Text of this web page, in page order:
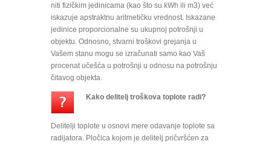
niti fizičkim jedinicama (kao što su kWh ili m3) već
iskazuje apstraktnu aritmetičku vrednost. Iskazane
jedinice proporcionalne su ukupnoj potrošnji u
objektu. Odnosno, stvarni troškovi grejanja u
Vašem stanu mogu se izračunati samo kao Vaš
procenat učešća u potrošnji u odnosu na potrošnju
čitavog objekta.
Kako delitelj troškova toplote radi?
Delitelji toplote u osnovi mere odavanje toplote sa
radijatora. Pločica kojom je delitelj pričvršćen za